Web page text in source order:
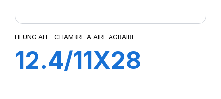
HEUNG AH - CHAMBRE A AIRE AGRAIRE
12.4/11X28